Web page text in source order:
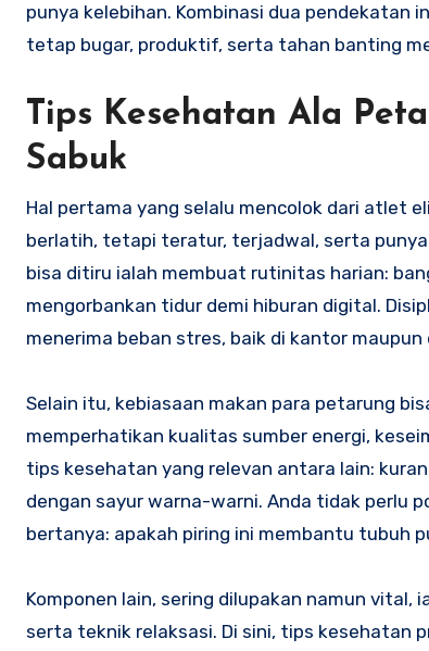
punya kelebihan. Kombinasi dua pendekatan
tetap bugar, produktif, serta tahan banting
Tips Kesehatan Ala
Sabuk
Hal pertama yang selalu mencolok dari atlet
berlatih, tetapi teratur, terjadwal, serta
bisa ditiru ialah membuat rutinitas harian:
mengorbankan tidur demi hiburan digital.
menerima beban stres, baik di kantor maupun
Selain itu, kebiasaan makan para petarung
memperhatikan kualitas sumber energi,
tips kesehatan yang relevan antara lain:
dengan sayur warna-warni. Anda tidak perlu
bertanya: apakah piring ini membantu tubuh
Komponen lain, sering dilupakan namun vital,
serta teknik relaksasi. Di sini, tips kesehatan